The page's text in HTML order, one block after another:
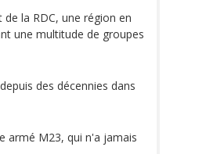
la RDC, une région en
une multitude de groupes
des décennies dans
armé M23, qui n'a jamais